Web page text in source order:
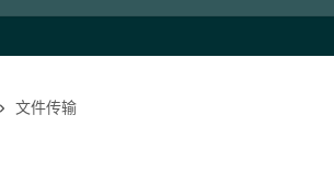
文件传输